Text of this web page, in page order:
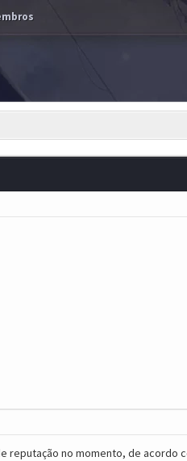
reputação no momento, de acordo